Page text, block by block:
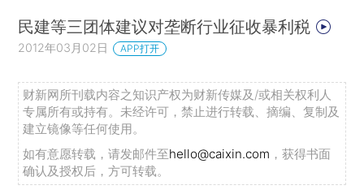
民建等三团体建议对垄断行业征收暴利税
2012年03月02日 APP打开
财新网所刊载内容之知识产权为财新传媒及/或相关权利人
专属所有或持有。未经许可，禁止进行转载、摘编、复制及
建立镜像等任何使用。
如有意愿转载，请发邮件至hello@caixin.com ，获得书面
确认及授权后，方可转载。